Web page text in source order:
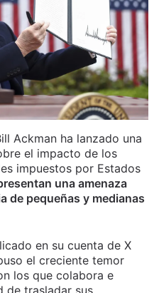
Ackman ha lanzado una
el impacto de los
impuestos por Estados
una amenaza
de pequeñas y medianas
en su cuenta de X
el creciente temor
los que colabora e
de trasladar sus